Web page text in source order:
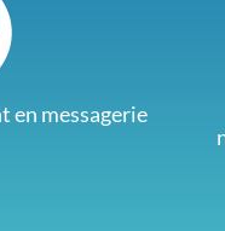
en messagerie